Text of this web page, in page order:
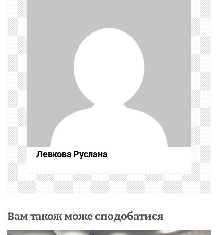
і
я
з
а
п
и
с
і
в
Левкова Руслана
Вам також може сподобатися